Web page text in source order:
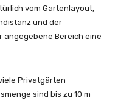
vom Gartenlayout,
und der
angegebene Bereich eine
Privatgärten
sind bis zu 10 m